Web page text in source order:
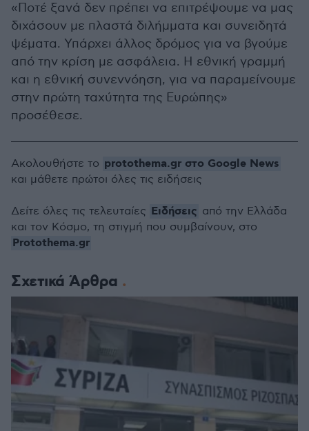
«Ποτέ ξανά δεν πρέπει να επιτρέψουμε να μας
διχάσουν με πλαστά διλήμματα και συνειδητά
ψέματα. Υπάρχει άλλος δρόμος για να βγούμε
από την κρίση με ασφάλεια. Η εθνική γραμμή
και η εθνική συνεννόηση, για να παραμείνουμε
στην πρώτη ταχύτητα της Ευρώπης»
προσέθεσε.
Σχετικά Άρθρα
Ακολουθήστε το protothema.gr στο Google News
και μάθετε πρώτοι όλες τις ειδήσεις
Δείτε όλες τις τελευταίες Ειδήσεις από την Ελλάδα
και τον Κόσμο, τη στιγμή που συμβαίνουν, στο
Protothema.gr